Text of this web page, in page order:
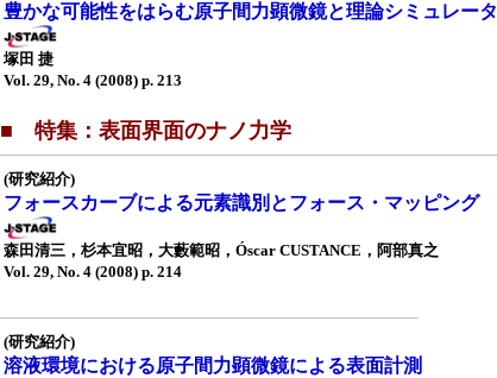
豊かな可能性をはらむ原子間力顕微鏡と理論シミュレータ
塚田 捷
Vol. 29, No. 4 (2008) p. 213
■ 特集：表面界面のナノ力学
(研究紹介)
フォースカーブによる元素識別とフォース・マッピング
森田清三，杉本宜昭，大藪範昭，Óscar CUSTANCE，阿部真之
Vol. 29, No. 4 (2008) p. 214
(研究紹介)
溶液環境における原子間力顕微鏡による表面計測